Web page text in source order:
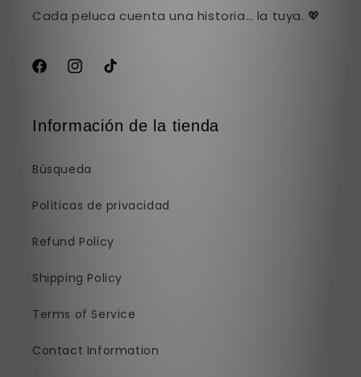
Cada peluca cuenta una historia… la tuya. 💖
FacebookInstagram
TikTok
Información de la tienda
Búsqueda
Políticas de privacidad
Refund Policy
Shipping Policy
Terms of Service
Contact Information